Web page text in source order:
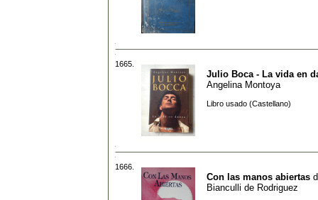
1665.
Julio Boca - La vida en
Angelina Montoya
Libro usado (Castellano)
1666.
Con las manos abiertas
Bianculli de Rodriguez